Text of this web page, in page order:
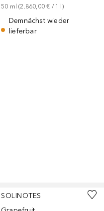
50 ml (2.860,00 € / 1 )
Demnächst wieder
lieferbar
SOLINOTES